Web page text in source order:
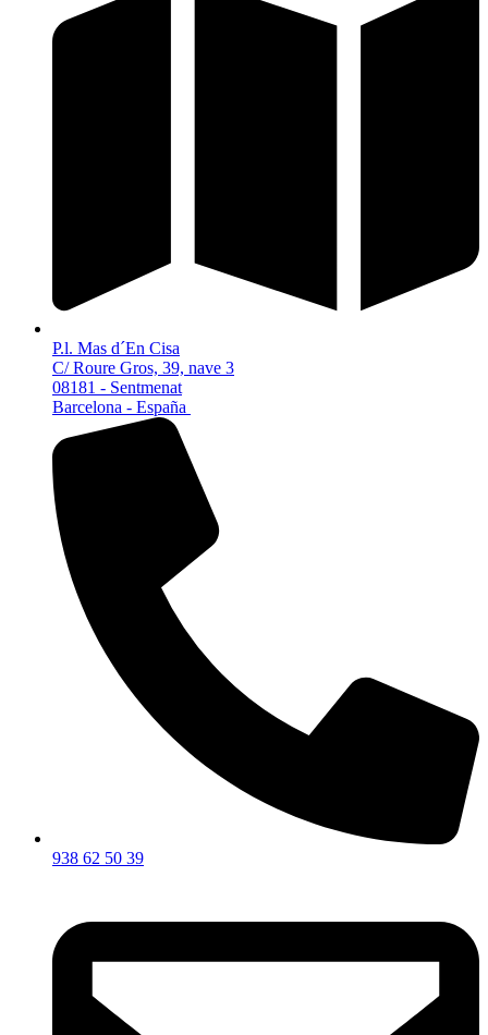
P.l. Mas d´En Cisa
C/ Roure Gros, 39, nave 3
08181 - Sentmenat
Barcelona - España
938 62 50 39